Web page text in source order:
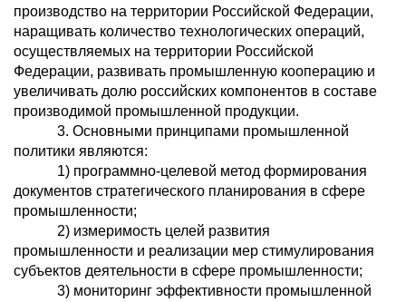
производство на территории Российской Федерации,
наращивать количество технологических операций,
осуществляемых на территории Российской
Федерации, развивать промышленную кооперацию и
увеличивать долю российских компонентов в составе
производимой промышленной продукции.
3. Основными принципами промышленной
политики являются:
1) программно-целевой метод формирования
документов стратегического планирования в сфере
промышленности;
2) измеримость целей развития
промышленности и реализации мер стимулирования
субъектов деятельности в сфере промышленности;
3) мониторинг эффективности промышленной